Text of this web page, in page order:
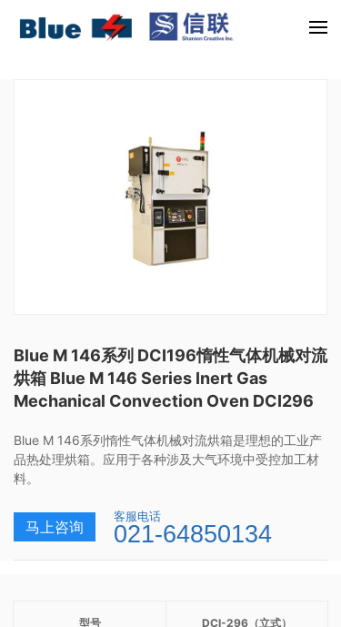
Blue M 146系列 DCI196惰性气体机械对流
烘箱 Blue M 146 Series Inert Gas
Mechanical Convection Oven DCI296
Blue M 146系列惰性气体机械对流烘箱是理想的工业产
品热处理烘箱。应用于各种涉及大气环境中受控加工材
料。
马上咨询
客服电话
021-64850134
型号 DCI-296（立式）